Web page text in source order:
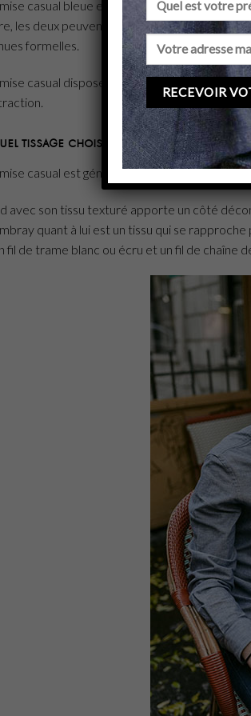
casual bleue est un basique encore plus
les deux peuvent néanmoins se confondre
formelles.
casual dispose généralement d’une
tissage choisir pour votre chemise
casual est généralement tissée enoxford
avec son tissu texturé apporte un côté
quant à lui est un tissu qui se
fil de trame blanc ou écru et un fil de chaîne